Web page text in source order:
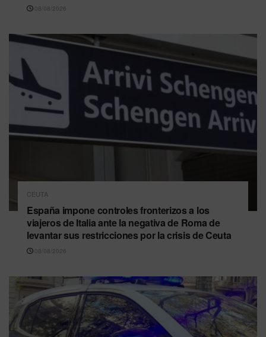
08/08/2026
CEUTA
España impone controles fronterizos a los
viajeros de Italia ante la negativa de Roma de
levantar sus restricciones por la crisis de Ceuta
08/08/2026